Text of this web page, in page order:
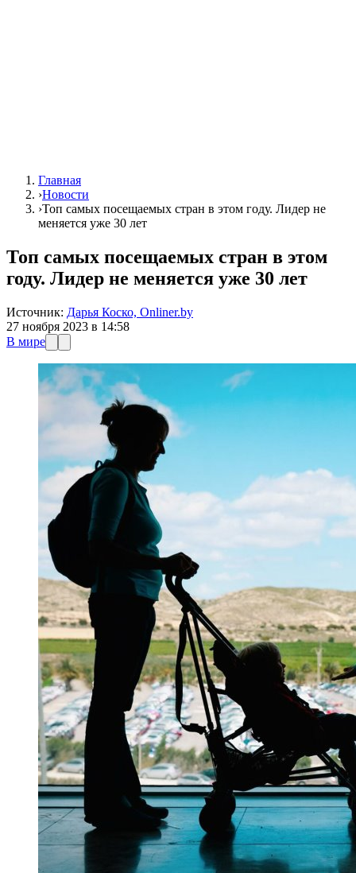
Главная
›Новости
›Топ самых посещаемых стран в этом году. Лидер не
меняется уже 30 лет
Топ самых посещаемых стран в этом
году. Лидер не меняется уже 30 лет
Источник: Дарья Коско, Onliner.by
27 ноября 2023 в 14:58
В мире